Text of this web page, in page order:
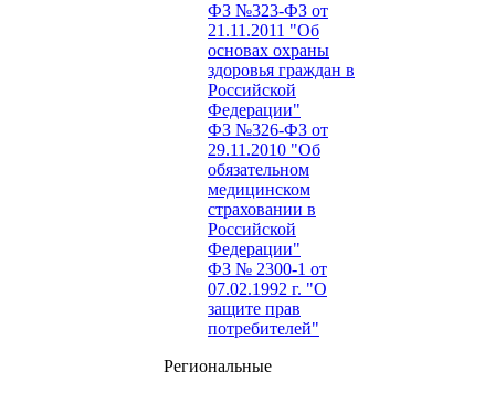
ФЗ №323-ФЗ от
21.11.2011 "Об
основах охраны
здоровья граждан в
Российской
Федерации"
ФЗ №326-ФЗ от
29.11.2010 "Об
обязательном
медицинском
страховании в
Российской
Федерации"
ФЗ № 2300-1 от
07.02.1992 г. "О
защите прав
потребителей"
Региональные